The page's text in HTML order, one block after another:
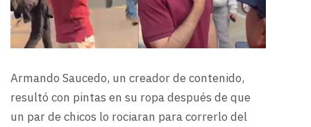
Armando Saucedo, un creador de contenido,
resultó con pintas en su ropa después de que
un par de chicos lo rociaran para correrlo del